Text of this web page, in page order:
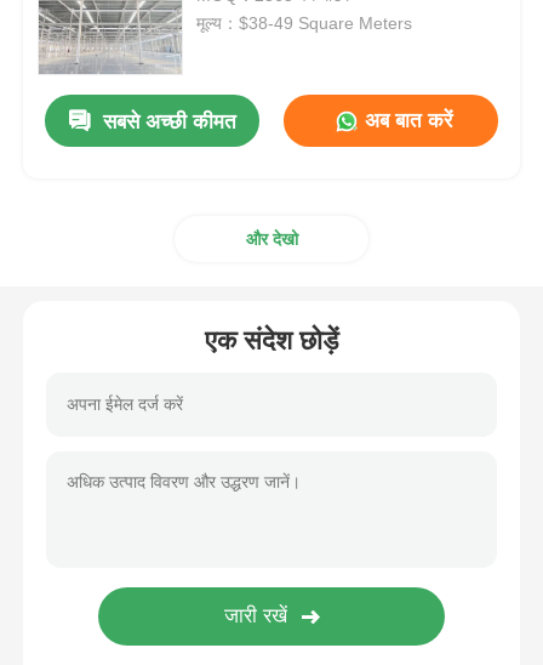
इस्पात संरचना निर्माण
इस्पात संरचना कार्यशाला
इस्पात संरचना पोल्ट्री हाउस
मूल्य：$38-49 Square Meters
सबसे अच्छी कीमत अब बात करें
और देखो
एक संदेश छोड़ें